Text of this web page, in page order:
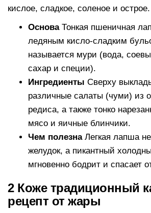
кислое, сладкое, соленое и острое.
ОсноваТонкая пшеничная
ледяным кисло-сладким
называется мури (вода,
сахар и специи).
Ингредиенты Сверху
различные салаты (чуми) из
редиса, а также тонко
мясо и яичные блинчики.
Чем полезнаЛегкая лапша
желудок, а пикантный
мгновенно бодрит и спасает
2 Коже традиционный
рецепт от жары